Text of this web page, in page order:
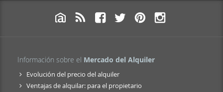
Información sobre el Mercado del Alquiler
Evolución del precio del alquiler
Ventajas de alquilar: para el propietario